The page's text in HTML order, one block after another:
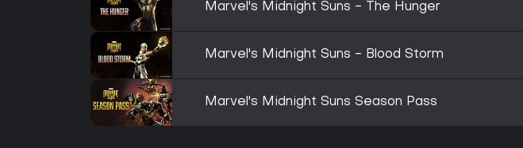
Marvel's Midnight Suns - The Hunger
Marvel's Midnight Suns - Blood Storm
Marvel's Midnight Suns Season Pass